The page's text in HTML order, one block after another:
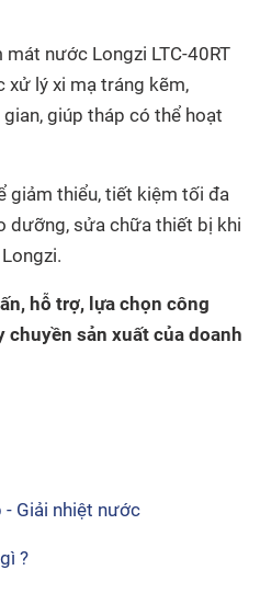
nước Longzi LTC-40RT
lý xi mạ tráng kẽm,
giúp tháp có thể hoạt
giảm thiểu, tiết kiệm tối đa
dưỡng, sửa chữa thiết bị khi
hỗ trợ, lựa chọn công
sản xuất của doanh
- Giải nhiệt nước
?